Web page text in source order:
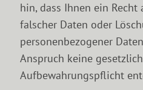
hin, dass Ihnen ein
falscher Daten oder
personenbezogener
Anspruch keine
Aufbewahrungspflicht